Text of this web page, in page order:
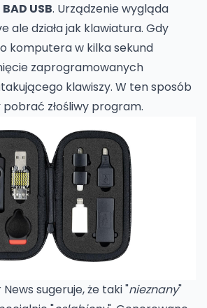
BAD USB. Urządzenie wygląda
ale działa jak klawiatura. Gdy
komputera w kilka sekund
zaprogramowanych
klawiszy. W ten sposób
złośliwy program.
sugeruje, że taki "nieznany"